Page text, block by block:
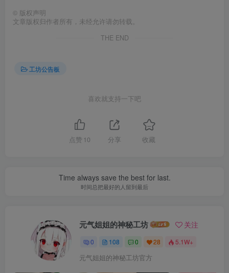
© 版权声明
文章版权归作者所有，未经允许请勿转载。
THE END
工坊公告板
喜欢就支持一下吧
点赞 10 分享 收藏
Time always save the best for last.
时间总把最好的人留到最后
元气姐姐的神秘工坊 关注
0 108 0 28 5.1W+
元气姐姐的神秘工坊官方